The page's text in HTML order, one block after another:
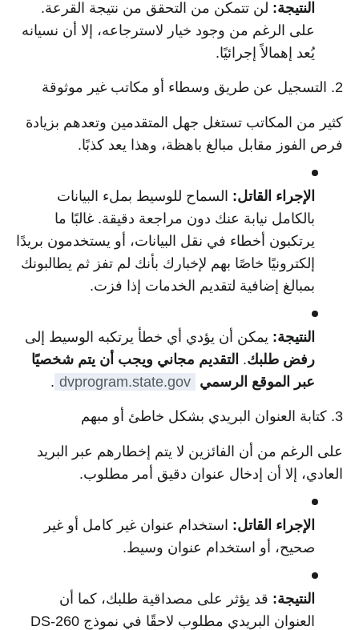
النتيجة: لن تتمكن من التحقق من نتيجة القرعة.
على الرغم من وجود خيار لاسترجاعه، إلا أن نسيانه
يُعد إهمالاً إجرائيًا.
2. التسجيل عن طريق وسطاء أو مكاتب غير موثوقة
كثير من المكاتب تستغل جهل المتقدمين وتعدهم بزيادة
فرص الفوز مقابل مبالغ باهظة، وهذا يعد كذبًا.
الإجراء القاتل: السماح للوسيط بملء البيانات
بالكامل نيابة عنك دون مراجعة دقيقة. غالبًا ما
يرتكبون أخطاء في نقل البيانات، أو يستخدمون بريدًا
إلكترونيًا خاصًا بهم لإخبارك بأنك لم تفز ثم يطالبونك
بمبالغ إضافية لتقديم الخدمات إذا فزت.
النتيجة: يمكن أن يؤدي أي خطأ يرتكبه الوسيط إلى
رفض طلبك. التقديم مجاني ويجب أن يتم شخصيًا
عبر الموقع الرسمي dvprogram.state.gov
.
3. كتابة العنوان البريدي بشكل خاطئ أو مبهم
على الرغم من أن الفائزين لا يتم إخطارهم عبر البريد
العادي، إلا أن إدخال عنوان دقيق أمر مطلوب.
الإجراء القاتل: استخدام عنوان غير كامل أو غير
صحيح، أو استخدام عنوان وسيط.
النتيجة: قد يؤثر على مصداقية طلبك، كما أن
العنوان البريدي مطلوب لاحقًا في نموذج DS-260